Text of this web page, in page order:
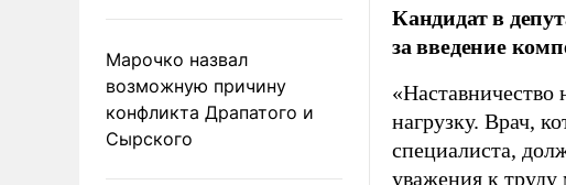
Марочко назвал
возможную причину
конфликта Драпатого и
Сырского
Кандидат в
за введение
нагрузку. Врач,
специалиста,
уважения к труду